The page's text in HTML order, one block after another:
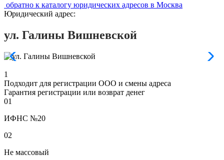
обратно к каталогу юридических адресов в Москва
Юридический адрес:
ул. Галины Вишневской
1
Подходит для регистрации ООО и смены адреса
Гарантия регистрации или возврат денег
01
ИФНС №20
02
Не массовый